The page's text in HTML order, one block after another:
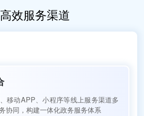
高效服务渠道
移动APP、小程序等线上服务渠道多
协同，构建一体化政务服务体系